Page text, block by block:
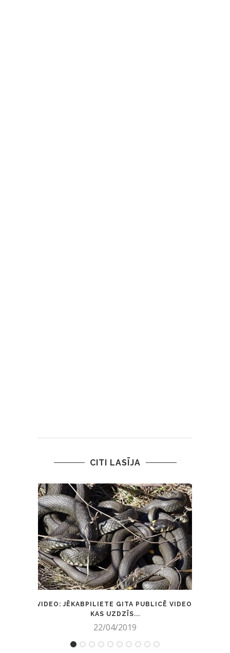
CITI LASĪJA
VIDEO: JĒKABPILIETE GITA PUBLICĒ VIDEO,
KAS UZDZĪS...
22/04/2019